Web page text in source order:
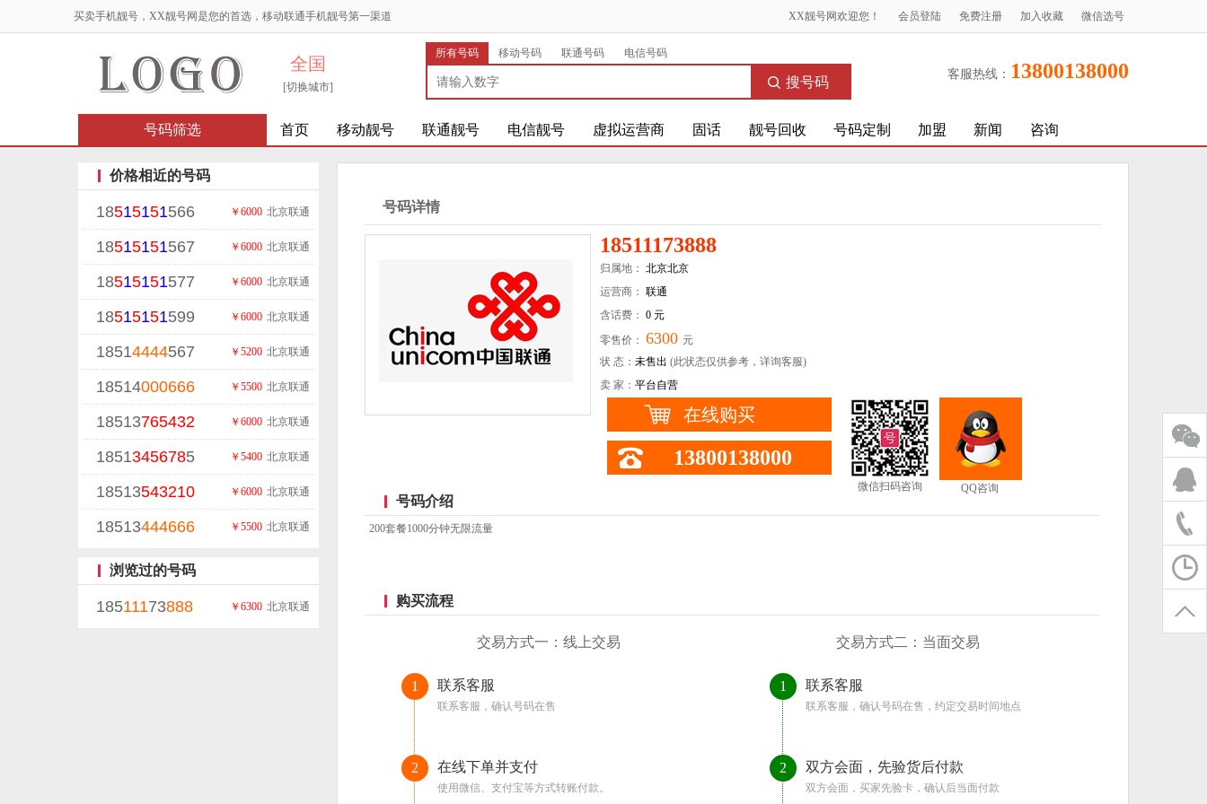
XX靓号网欢迎您！ 会员登陆 免费注册 加入收藏 微信选号
买卖手机靓号，XX靓号网是您的首选，移动联通手机靓号第一渠道
全国
[切换城市]
所有号码 移动号码 联通号码 电信号码
搜号码
客服热线： 13800138000
号码筛选 首页 移动靓号 联通靓号 电信靓号 虚拟运营商 固话 靓号回收 号码定制 加盟 新闻 咨询
价格相近的号码
18515151566 北京联通
￥6000
18515151567 北京联通
￥6000
18515151577 北京联通
￥6000
18515151599 北京联通
￥6000
18514444567 北京联通
￥5200
18514000666 北京联通
￥5500
18513765432 北京联通
￥6000
18513456785 北京联通
￥5400
18513543210 北京联通
￥6000
18513444666 北京联通
￥5500
浏览过的号码
18511173888 北京联通
￥6300
号码详情
18511173888
归属地： 北京北京
运营商： 联通
含话费： 0 元
零售价： 6300 元
状 态： 未售出 (此状态仅供参考，详询客服)
卖 家： 平台自营
在线购买
13800138000
微信扫码咨询 QQ咨询
号码介绍
200套餐1000分钟无限流量
购买流程
交易方式一：线上交易
1 联系客服
联系客服，确认号码在售
2 在线下单并支付
使用微信、支付宝等方式转账付款。
交易方式二：当面交易
1 联系客服
联系客服，确认号码在售，约定交易时间地点
2 双方会面，先验货后付款
双方会面，买家先验卡，确认后当面付款